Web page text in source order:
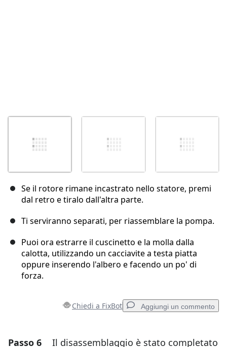
Se il rotore rimane incastrato nello statore, premi
dal retro e tiralo dall'altra parte.
Ti serviranno separati, per riassemblare la pompa.
Puoi ora estrarre il cuscinetto e la molla dalla
calotta, utilizzando un cacciavite a testa piatta
oppure inserendo l'albero e facendo un po' di
forza.
Chiedi a FixBot Aggiungi un commento
Aggiungi un commento
Passo 6 Il disassemblaggio è stato completato